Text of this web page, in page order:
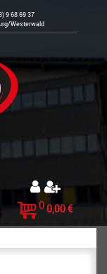
9 68 69 37
Westerwald
0 0,00 €